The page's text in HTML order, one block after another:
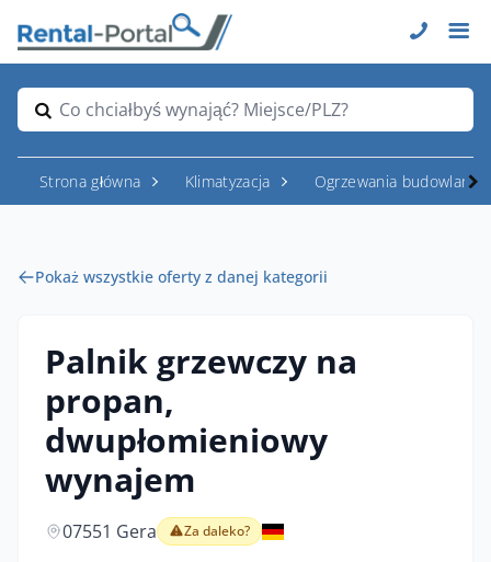
Co chciałbyś wynająć? Miejsce/PLZ?
Strona główna Klimatyzacja Ogrzewania budowlane
Pokaż wszystkie oferty z danej kategorii
Palnik grzewczy na
propan,
dwupłomieniowy
wynajem
07551 Gera Za daleko?